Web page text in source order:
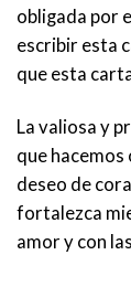
obligada por
escribir esta
que esta
La valiosa y
que hacemos
deseo de
fortalezca
amor y con